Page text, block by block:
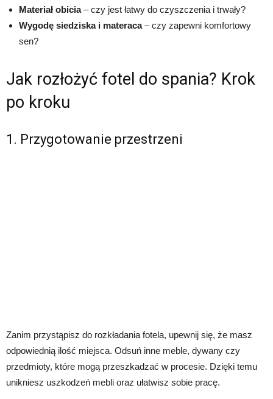
Materiał obicia– czy jest łatwy do czyszczenia i trwały?
Wygodę siedziska i materaca– czy zapewni komfortowy
sen?
Jak rozłożyć fotel do spania? Krok
po kroku
1. Przygotowanie przestrzeni
Zanim przystąpisz do rozkładania fotela, upewnij się, że masz
odpowiednią ilość miejsca. Odsuń inne meble, dywany czy
przedmioty, które mogą przeszkadzać w procesie. Dzięki temu
unikniesz uszkodzeń mebli oraz ułatwisz sobie pracę.